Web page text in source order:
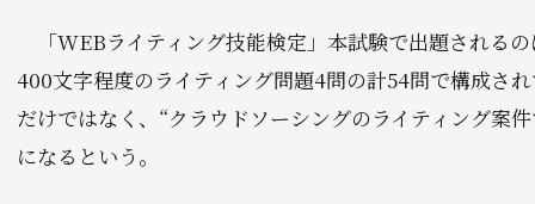
「WEBライティング技能検定」本試験で出題される
400文字程度のライティング問題4問の計54問で構成さ
だけではなく、“クラウドソーシングのライティング案
になるという。